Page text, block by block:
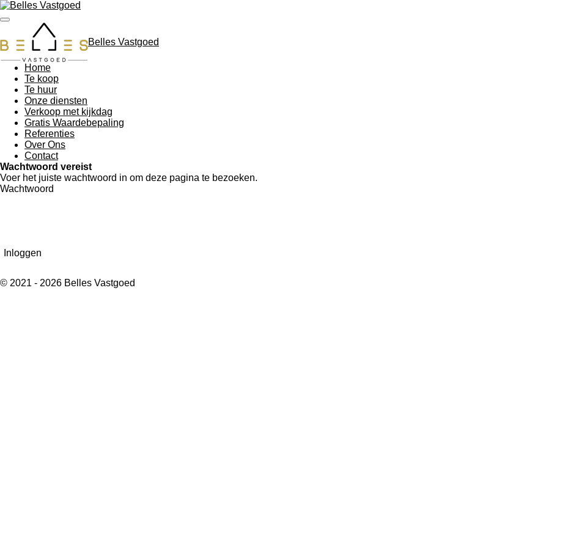
Ga
direct
de
Belles Vastgoed
Home
Te koop
Te huur
Onze diensten
Verkoop met kijkdag
Gratis Waardebepaling
Referenties
Over Ons
Contact
Wachtwoord vereist
Voer het juiste wachtwoord in om deze pagina te bezoeken.
Wachtwoord
Inloggen
© 2021 - 2026 Belles Vastgoed